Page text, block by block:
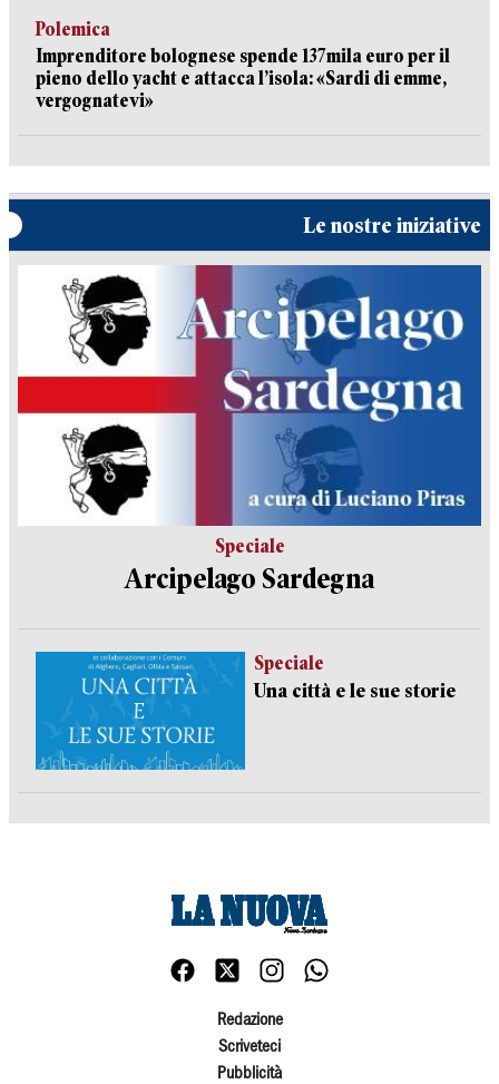
Polemica
Imprenditore bolognese spende 137mila euro per il
pieno dello yacht e attacca l’isola: «Sardi di emme,
vergognatevi»
Le nostre iniziative
Speciale
Arcipelago Sardegna
Speciale
Una città e le sue storie
Redazione
Scriveteci
Pubblicità